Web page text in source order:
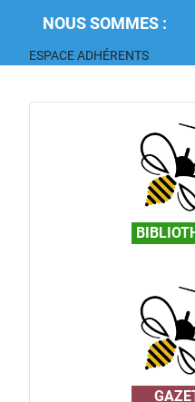
NOUS SOMMES :
ESPACE ADHÉRENTS